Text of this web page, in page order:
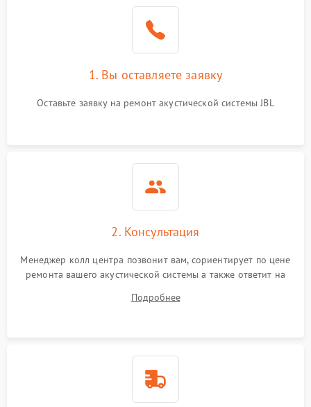
1. Вы оставляете заявку
Оставьте заявку на ремонт акустической системы JBL
2. Консультация
Менеджер колл центра позвонит вам, сориентирует по цене
ремонта вашего акустической системы а также ответит на
Подробнее